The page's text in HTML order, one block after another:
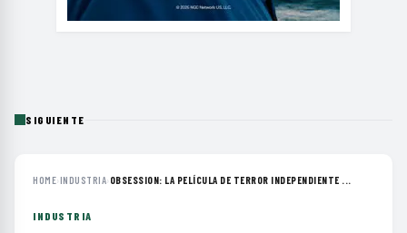
SIGUIENTE
HOME›INDUSTRIA› OBSESSION: LA PELÍCULA DE TERROR INDEPENDIENTE ...
INDUSTRIA